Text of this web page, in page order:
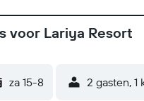
strijkijzer en een
´s Avonds wordt een
van dit resort
De onderstaande
voor Lariya Resort
za 15-8 2 gasten, 1